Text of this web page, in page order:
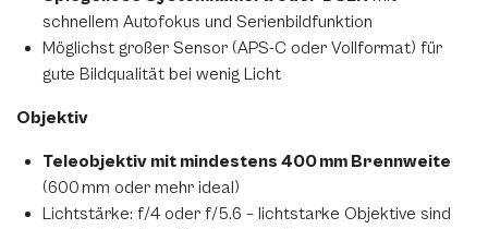
schnellem Autofokus und Serienbildfunktion
Möglichst großer Sensor (APS-C oder Vollformat) für
gute Bildqualität bei wenig Licht
Objektiv
Teleobjektiv mit mindestens 400 mm Brennweite
(600 mm oder mehr ideal)
Lichtstärke: f/4 oder f/5.6 – lichtstarke Objektive sind